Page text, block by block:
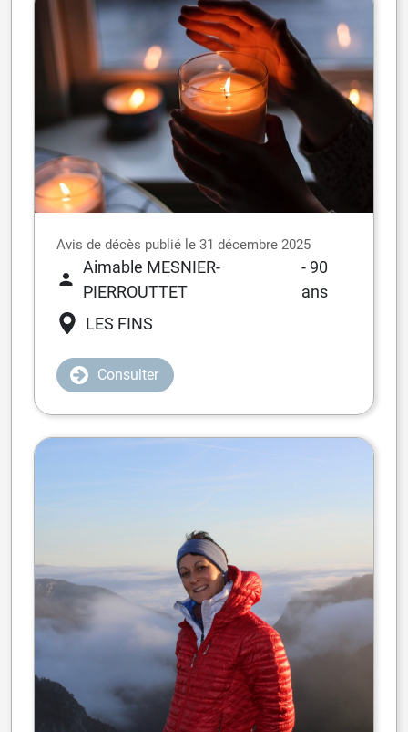
Avis de décès publié le 31 décembre 2025
Aimable MESNIER-
PIERROUTTET
- 90
ans
LES FINS
Consulter